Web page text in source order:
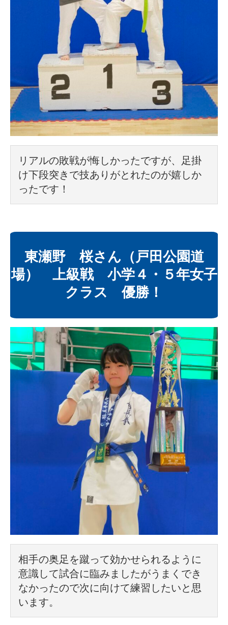
リアルの敗戦が悔しかったですが、足掛
け下段突きで技ありがとれたのが嬉しか
ったです！
東瀬野 桜さん（戸田公園道
場） 上級戦 小学４・５年女子
クラス 優勝！
相手の奥足を蹴って効かせられるように
意識して試合に臨みましたがうまくでき
なかったので次に向けて練習したいと思
います。